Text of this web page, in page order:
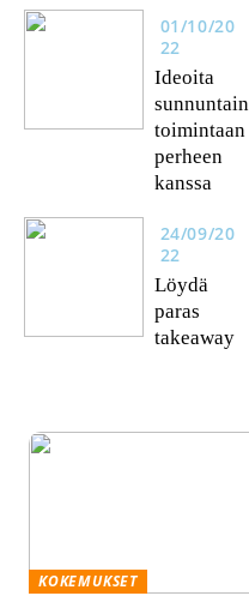
01/10/20
22
Ideoita
sunnuntain
toimintaan
perheen
kanssa
24/09/20
22
Löydä
paras
takeaway
KOKEMUKSET